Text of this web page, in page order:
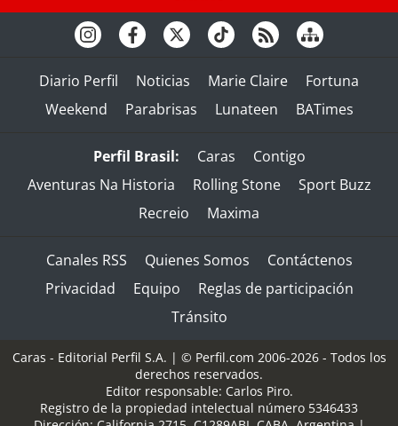
Diario Perfil Noticias Marie Claire
Fortuna
Weekend
Parabrisas Lunateen BATimes
Perfil Brasil: Caras
Contigo
Aventuras Na Historia
Rolling Stone
Sport Buzz
Recreio
Maxima
Canales RSS Quienes Somos
Contáctenos
Privacidad
Equipo
Reglas de participación
Tránsito
Caras - Editorial Perfil S.A. | © Perfil.com 2006-2026 - Todos los
derechos reservados.
Editor responsable: Carlos Piro.
Registro de la propiedad intelectual número 5346433